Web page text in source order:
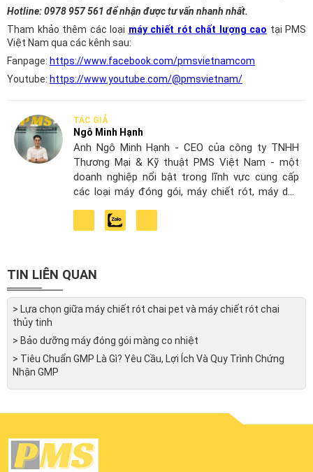
Hotline:0978 957 561 để nhận được tư vấn nhanh nhất.
Tham khảo thêm các loại máy chiết rót chất lượng cao tại PMS
Việt Nam qua các kênh sau:
Fanpage: https://www.facebook.com/pmsvietnamcom
Youtube: https://www.youtube.com/@pmsvietnam/
TÁC GIẢ
Ngô Minh Hạnh
Anh Ngô Minh Hạnh - CEO của công ty TNHH
Thương Mại & Kỹ thuật PMS Việt Nam - một
doanh nghiệp nổi bật trong lĩnh vực cung cấp
các loại máy đóng gói, máy chiết rót, máy dán
Việt Nam. Với kiến thức chuyên môn, kinh
TIN LIÊN QUAN
> Lựa chọn giữa máy chiết rót chai pet và máy chiết rót chai
thủy tinh
> Bảo dưỡng máy đóng gói màng co nhiệt
> Tiêu Chuẩn GMP Là Gì? Yêu Cầu, Lợi Ích Và Quy Trình Chứng
Nhận GMP